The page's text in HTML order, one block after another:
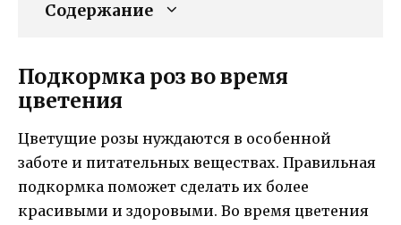
Содержание
Подкормка роз во время
цветения
Цветущие розы нуждаются в особенной
заботе и питательных веществах. Правильная
подкормка поможет сделать их более
красивыми и здоровыми. Во время цветения